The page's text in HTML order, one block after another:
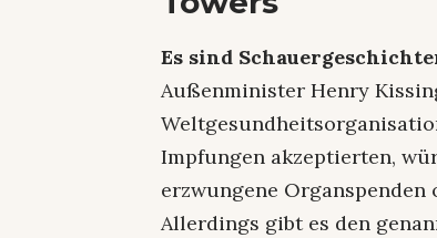
Es sind
Außenminister Henry
Impfungen akzeptierten,
erzwungene
Allerdings gibt es den